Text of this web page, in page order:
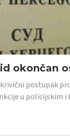
okončan
postupak
u policijskim